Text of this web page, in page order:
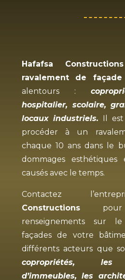
Hafafsa Constructions
ravalement de
alentours :
hospitalier, scolaire,
locaux industriels. Il
procéder à un
chaque 10 ans dans le
dommages esthétiques
causés avec le temps.
Contactez
Constructionspour
renseignements sur
façades de votre
différents acteurs que
copropriétés, les
d’immeubles, les